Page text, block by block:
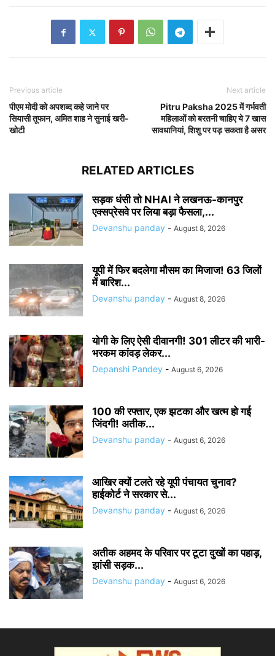
Previous article
पीएम मोदी को अपशब्द कहे जाने पर
सियासी तूफान, अमित शाह ने सुनाई खरी-
खोटी
Next article
Pitru Paksha 2025 में गर्भवती
महिलाओं को बरतनी चाहिए ये 7 खास
सावधानियां, शिशु पर पड़ सकता है असर
RELATED ARTICLES
सड़क धंसी तो NHAI ने लखनऊ-कानपुर
एक्सप्रेसवे पर लिया बड़ा फैसला,...
Devanshu panday - August 8, 2026
यूपी में फिर बदलेगा मौसम का मिजाज! 63 जिलों
में बारिश...
Devanshu panday - August 8, 2026
योगी के लिए ऐसी दीवानगी! 301 लीटर की भारी-
भरकम कांवड़ लेकर...
Depanshi Pandey - August 6, 2026
100 की रफ्तार, एक झटका और खत्म हो गई
जिंदगी! अतीक...
Devanshu panday - August 6, 2026
आखिर क्यों टलते रहे यूपी पंचायत चुनाव?
हाईकोर्ट ने सरकार से...
Devanshu panday - August 6, 2026
अतीक अहमद के परिवार पर टूटा दुखों का पहाड़,
झांसी सड़क...
Devanshu panday - August 6, 2026